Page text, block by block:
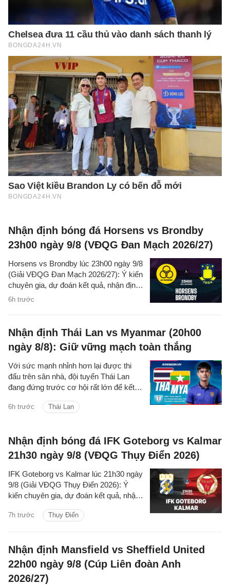
Nhận định bóng đá Horsens vs Brondby
23h00 ngày 9/8 (VĐQG Đan Mạch 2026/27)
6h trước
Horsens vs Brondby lúc 23h00 ngày 9/8
(Giải VĐQG Đan Mạch 2026/27): Ý kiến
chuyên gia, dự đoán kết quả, nhận định
- phân tích trận đấu, thống kê chi tiết về
Nhận định Thái Lan vs Myanmar (20h00
ngày 8/8): Giữ vững mạch toàn thắng
6h trước Thái Lan
Với sức mạnh nhỉnh hơn lại được thi
đấu trên sân nhà, đội tuyển Thái Lan
đang đứng trước cơ hội rất lớn để kết
trận toàn thắng.
Nhận định bóng đá IFK Goteborg vs Kalmar
21h30 ngày 9/8 (VĐQG Thụy Điển 2026)
7h trước Thụy Điển
IFK Goteborg vs Kalmar lúc 21h30 ngày
9/8 (Giải VĐQG Thụy Điển 2026): Ý
kiến chuyên gia, dự đoán kết quả, nhận
tiết về hai đội.
Nhận định Mansfield vs Sheffield United
22h00 ngày 9/8 (Cúp Liên đoàn Anh
2026/27)